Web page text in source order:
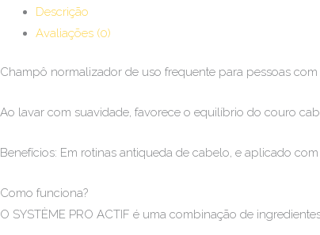
Descrição
Avaliações (0)
Champô normalizador de uso frequente para pessoas
Ao lavar com suavidade, favorece o equilíbrio do couro
Benefícios: Em rotinas antiqueda de cabelo, e aplicado
Como funciona?
O SYSTÈME PRO ACTIF é uma combinação de